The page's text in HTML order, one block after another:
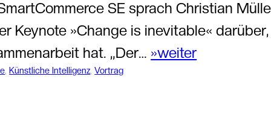
SE sprach Christian
Keynote »Change is inevitable«
hat. „Der… »weiter
, Künstliche Intelligenz, Vortrag